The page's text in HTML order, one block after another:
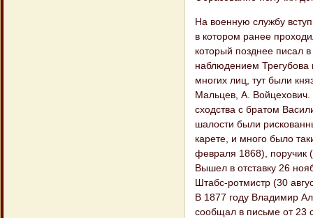
На военную службу
в котором ранее
который позднее писал
наблюдением Трегубова
многих лиц, тут были
Мальцев, А.
сходства с братом
шалости были
карете, и много было
февраля 1868), поручик
Вышел в отставку 26
Штабс-ротмистр (30
В 1877 году Владимир
сообщал в письме от 23